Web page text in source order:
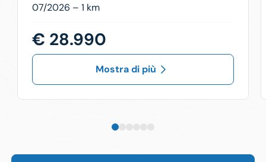
07/2026 – 1 km
€ 28.990
Mostra di più